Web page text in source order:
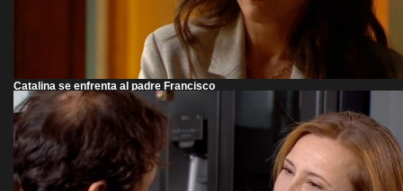
Catalina se enfrenta al padre Francisco